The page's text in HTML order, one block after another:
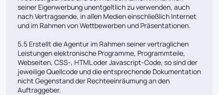
seiner Eigenwerbung unentgeltlich zu verwenden, auch
nach Vertragsende, in allen Medien einschließlich Internet
und im Rahmen von Wettbewerben und Präsentationen.
5.5 Erstellt die Agentur im Rahmen seiner vertraglichen
Leistungen elektronische Programme, Programmteile,
Webseiten, CSS-, HTML oder Javascript-Code, so sind der
jeweilige Quellcode und die entsprechende Dokumentation
nicht Gegenstand der Rechteeinräumung an den
Auftraggeber.